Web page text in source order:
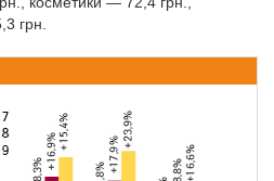
грн.